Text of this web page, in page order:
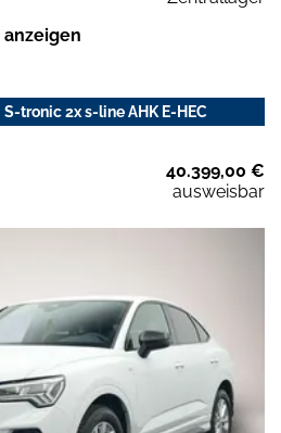
anzeigen
tronic 2x s-line AHK E-HEC
40.399,00 €
ausweisbar